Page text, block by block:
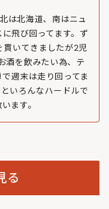
は北海道、南はニュ
飛び回ってます。ず
貫いてきましたが2児
酒を飲みたい為、テ
週末は走り回ってま
いろんなハードルで
ます。
る